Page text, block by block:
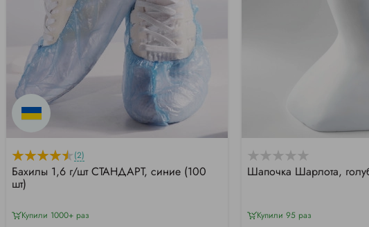
(2)
Бахилы 1,6 г/шт СТАНДАРТ, синие (100
шт)
Купили 1000+ раз
Шапочка Шарлота,
Купили 95 раз